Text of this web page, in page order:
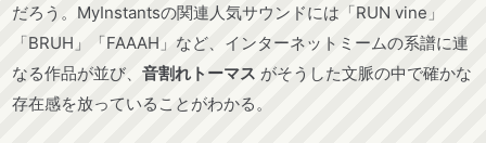
だろう。MyInstantsの関連人気サウンドには「RUN vine」
「BRUH」「FAAAH」など、インターネットミームの系譜に連
なる作品が並び、 音割れトーマス がそうした文脈の中で確かな
存在感を放っていることがわかる。